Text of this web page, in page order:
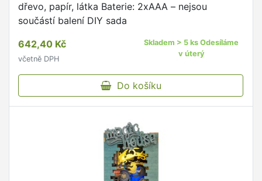
dřevo, papír, látka Baterie: 2xAAA – nejsou
součástí balení DIY sada
642,40 Kč
včetně DPH
Skladem > 5 ks Odesíláme
v úterý
Do košíku